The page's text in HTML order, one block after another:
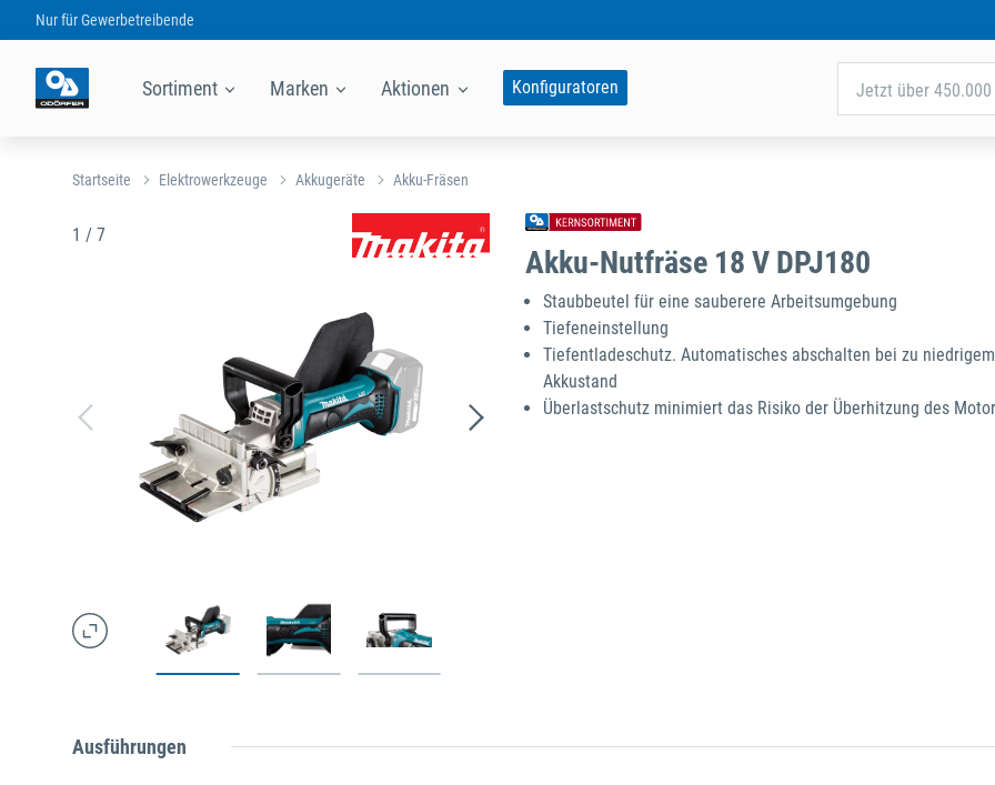
Nur fürGewerbetreibende
Sortiment Marken Aktionen Konfiguratoren Jetzt über
Startseite Elektrowerkzeuge Akkugeräte Akku-Fräsen
1 / 7
Akku-Nutfräse 18 V DPJ180
Staubbeutel für eine sauberere Arbeitsumgebung
Tiefeneinstellung
Tiefentladeschutz. Automatisches abschalten bei zu niedrigem
Akkustand
Überlastschutz minimiert das Risiko der Überhitzung des
Ausführungen